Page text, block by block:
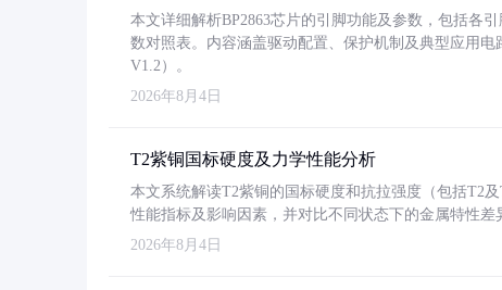
本文详细解析BP2863芯片的引脚功能及参数，包括各
数对照表。内容涵盖驱动配置、保护机制及典型应用
V1.2）。
2026年8月4日
T2紫铜国标硬度及力学性能分析
本文系统解读T2紫铜的国标硬度和抗拉强度（包括T2
性能指标及影响因素，并对比不同状态下的金属特性差
2026年8月4日